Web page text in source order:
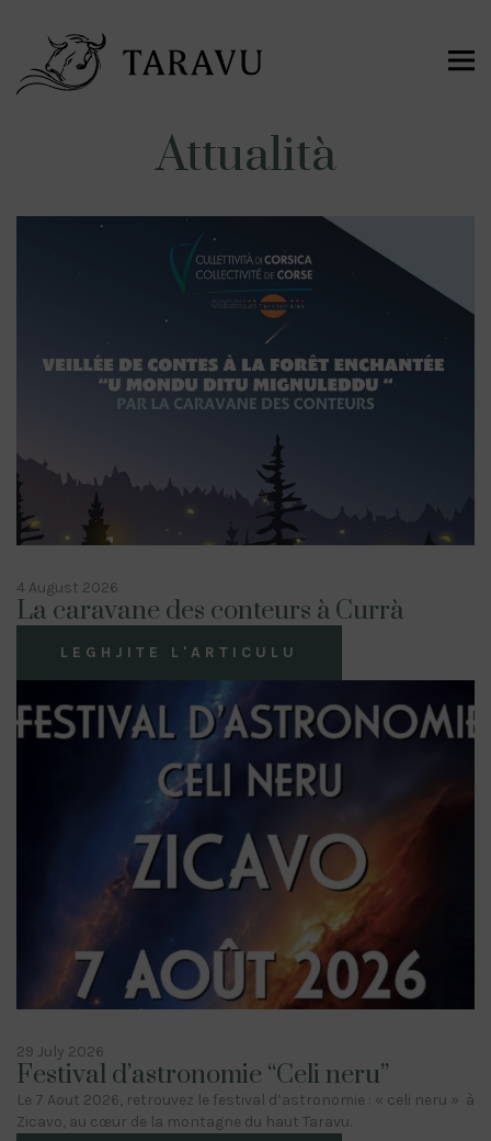
Attualità
4 August 2026
La caravane des conteurs à Currà
LEGHJITE L'ARTICULU
29 July 2026
Festival d’astronomie “Celi neru”
Le 7 Aout 2026, retrouvez le festival d’astronomie : « celi neru » à
Zicavo, au cœur de la montagne du haut Taravu.